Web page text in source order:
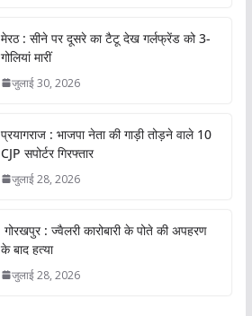
मेरठ : सीने पर दूसरे का टैटू देख गर्लफ्रेंड को 3-
गोलियां मारीं
जुलाई 30, 2026
प्रयागराज : भाजपा नेता की गाड़ी तोड़ने वाले 10
CJP सपोर्टर गिरफ्तार
जुलाई 28, 2026
गोरखपुर : ज्वैलरी कारोबारी के पोते की अपहरण
के बाद हत्या
जुलाई 28, 2026